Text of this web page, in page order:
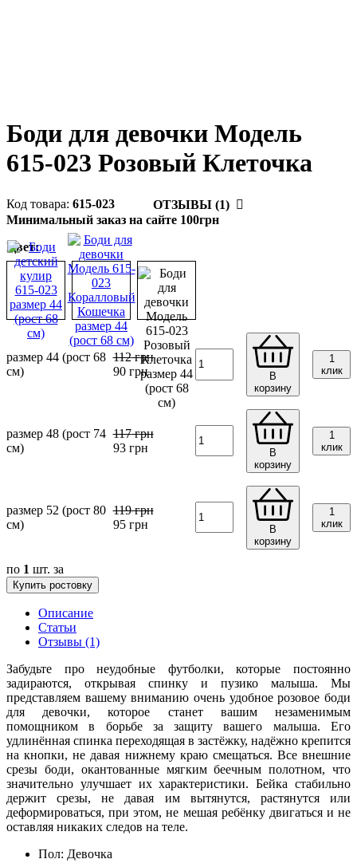
Боди для девочки Модель
615-023 Розовый Клеточка
615-023
ОТЗЫВЫ (1)
Минимальный заказ на сайте 100грн
Цвет:
размер 44 (рост 68
см)
112грн
90грн
В
корзину
1
клик
размер 48 (рост 74
см)
117грн
93грн
В
корзину
1
клик
размер 52 (рост 80
см)
119грн
95грн
В
корзину
1
клик
по 1 шт. за
Купить ростовку
Описание
Статьи
Отзывы (1)
Забудьте про неудобные футболки, которые постоянно
задираются, открывая спинку и пузико малыша. Мы
представляем вашему вниманию очень удобное розовое боди
для девочки, которое станет вашим незаменимым
помощником в борьбе за защиту вашего малыша. Его
удлинённая спинка переходящая в застёжку, надёжно крепится
на кнопки, не давая нижнему краю смещаться. Все внешние
срезы боди, окантованные мягким беечным полотном, что
значительно улучшает их характеристики. Бейка стабильно
держит срезы, не давая им вытянутся, растянутся или
деформироваться, при этом, не мешая ребёнку двигаться и не
оставляя никаких следов на теле.
Пол: Девочка